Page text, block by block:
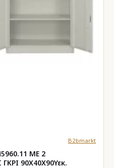
B2bmarkt
ΜΕ 2
90Χ40Χ90Υεκ.